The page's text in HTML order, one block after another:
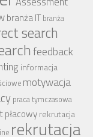
branża IT branża
search
feedback
informacja
motywacja
praca tymczasowa
płacowyrekrutacja
rekrutacja